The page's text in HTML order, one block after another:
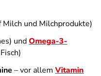
Milch und Milchprodukte)
undOmega-3-
– vor allem Vitamin